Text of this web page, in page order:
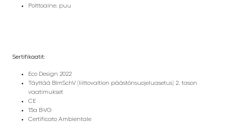
Polttoaine: puu
Sertifikaatit:
Eco Design 2022
Täyttää BlmSchV (liittovaltion päästönsuojeluasetus) 2. tason
vaatimukset
CE
15a B-VG
Certificato Ambientale